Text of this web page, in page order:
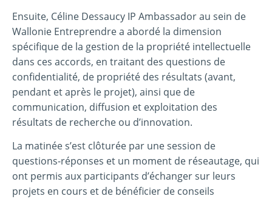
Ensuite, Céline Dessaucy IP Ambassador au sein de
Wallonie Entreprendre a abordé la dimension
spécifique de la gestion de la propriété intellectuelle
dans ces accords, en traitant des questions de
confidentialité, de propriété des résultats (avant,
pendant et après le projet), ainsi que de
communication, diffusion et exploitation des
résultats de recherche ou d’innovation.
La matinée s’est clôturée par une session de
questions-réponses et un moment de réseautage, qui
ont permis aux participants d’échanger sur leurs
projets en cours et de bénéficier de conseils